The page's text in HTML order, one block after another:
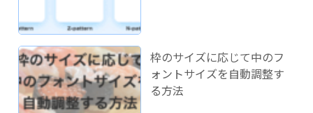
枠のサイズに応じて中のフ
ォントサイズを自動調整す
る方法